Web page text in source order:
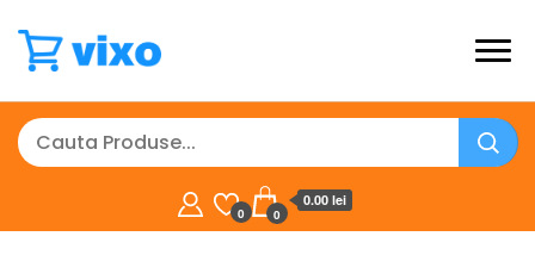
0 0
0.00 lei